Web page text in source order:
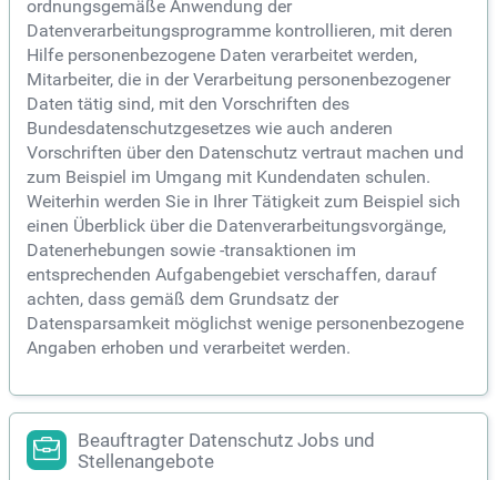
ordnungsgemäße Anwendung der
Datenverarbeitungsprogramme kontrollieren, mit deren
Hilfe personenbezogene Daten verarbeitet werden,
Mitarbeiter, die in der Verarbeitung personenbezogener
Daten tätig sind, mit den Vorschriften des
Bundesdatenschutzgesetzes wie auch anderen
Vorschriften über den Datenschutz vertraut machen und
zum Beispiel im Umgang mit Kundendaten schulen.
Weiterhin werden Sie in Ihrer Tätigkeit zum Beispiel sich
einen Überblick über die Datenverarbeitungsvorgänge,
Datenerhebungen sowie -transaktionen im
entsprechenden Aufgabengebiet verschaffen, darauf
achten, dass gemäß dem Grundsatz der
Datensparsamkeit möglichst wenige personenbezogene
Angaben erhoben und verarbeitet werden.
Beauftragter Datenschutz Jobs und
Stellenangebote